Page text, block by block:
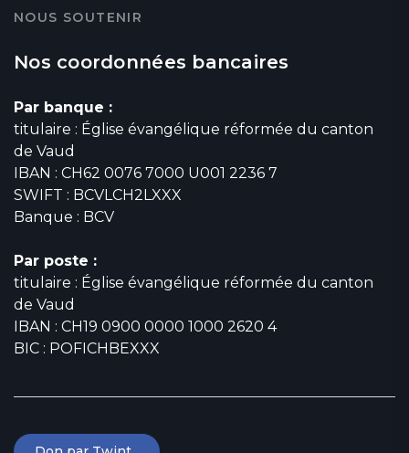
NOUS SOUTENIR
Nos coordonnées bancaires
Par banque :
titulaire : Église évangélique réformée du canton
de Vaud
IBAN : CH62 0076 7000 U001 2236 7
SWIFT : BCVLCH2LXXX
Banque : BCV
Par poste :
titulaire : Église évangélique réformée du canton
de Vaud
IBAN : CH19 0900 0000 1000 2620 4
BIC : POFICHBEXXX